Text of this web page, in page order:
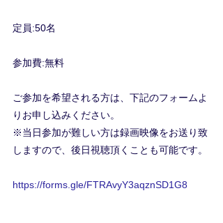
定員:50名
参加費:無料
ご参加を希望される方は、下記のフォームよ
りお申し込みください。
※当日参加が難しい方は録画映像をお送り致
しますので、後日視聴頂くことも可能です。
https://forms.gle/FTRAvyY3aqznSD1G8